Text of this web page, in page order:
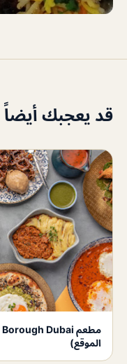
قد يعجبك أيضاً
الموقع)